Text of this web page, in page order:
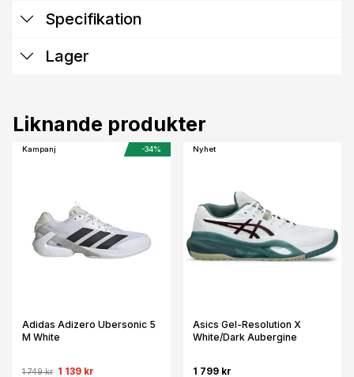
Specifikation
Lager
Liknande produkter
Kampanj -34%
Adidas Adizero Ubersonic 5
M White
1 749 kr 1 139 kr
Nyhet
Asics Gel-Resolution X
White/Dark Aubergine
1 799 kr